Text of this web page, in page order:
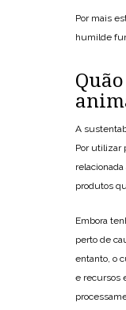
Por mais
humilde
A
Por utilizar
produtos
Embora
perto de
entanto, o
e recursos